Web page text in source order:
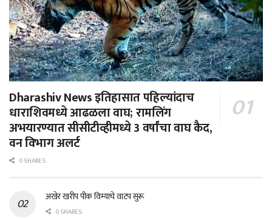
Dharashiv News इतिहासात पहिल्यांदाच
धाराशिवमध्ये आढळला वाघ; रामलिंग
अभयारण्यात सीसीटीव्हीमध्ये 3 वर्षांचा वाघ कैद,
वन विभाग अलर्ट
0 SHARES
अखेर खरीप पीक विम्याचे वाटप सुरू
0 SHARES